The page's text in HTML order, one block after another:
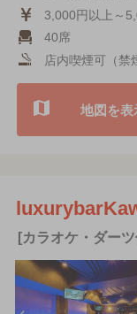
3,000円以上～
40席
店内喫煙可（禁
地図を表
[カラオケ・ダー